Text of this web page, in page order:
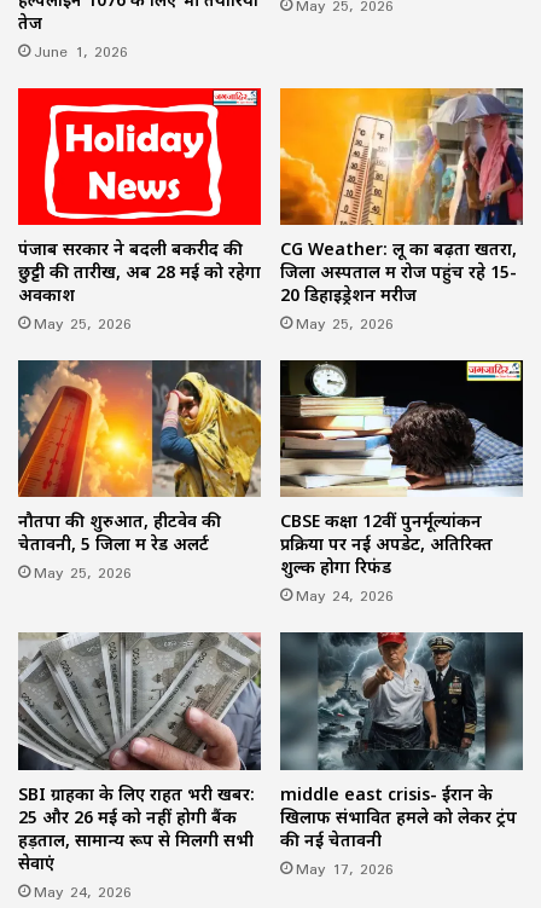
तेज
June 1, 2026
पंजाब सरकार ने बदली बकरीद की
छुट्टी की तारीख, अब 28 मई को रहेगा
अवकाश
May 25, 2026
CG Weather: लू का बढ़ता खतरा,
जिला अस्पताल में रोज पहुंच रहे 15-
20 डिहाइड्रेशन मरीज
May 25, 2026
नौतपा की शुरुआत, हीटवेव की
चेतावनी, 5 जिलों में रेड अलर्ट
May 25, 2026
CBSE कक्षा 12वीं पुनर्मूल्यांकन
प्रक्रिया पर नई अपडेट, अतिरिक्त
शुल्क होगा रिफंड
May 24, 2026
SBI ग्राहकों के लिए राहत भरी खबर:
25 और 26 मई को नहीं होगी बैंक
हड़ताल, सामान्य रूप से मिलेंगी सभी
सेवाएं
May 24, 2026
middle east crisis- ईरान के
खिलाफ संभावित हमले को लेकर ट्रंप
की नई चेतावनी
May 17, 2026